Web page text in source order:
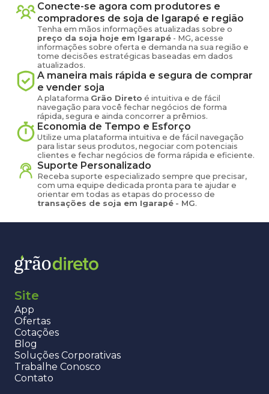
Conecte-se agora com produtores e
compradores de soja de Igarapé e região
Tenha em mãos informações atualizadas sobre o
preço da soja hoje em Igarapé - MG, acesse
informações sobre oferta e demanda na sua região e
tome decisões estratégicas baseadas em dados
atualizados.
A maneira mais rápida e segura de comprar
e vender soja
A plataforma Grão Direto é intuitiva e de fácil
navegação para você fechar negócios de forma
rápida, segura e ainda concorrer a prêmios.
Economia de Tempo e Esforço
Utilize uma plataforma intuitiva e de fácil navegação
para listar seus produtos, negociar com potenciais
clientes e fechar negócios de forma rápida e eficiente.
Suporte Personalizado
Receba suporte especializado sempre que precisar,
com uma equipe dedicada pronta para te ajudar e
orientar em todas as etapas do processo de
transações de soja em Igarapé - MG.
Site
App
Ofertas
Cotações
Blog
Soluções Corporativas
Trabalhe Conosco
Contato